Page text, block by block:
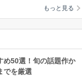
もっと見る
め50選！旬の話題作か
でを厳選